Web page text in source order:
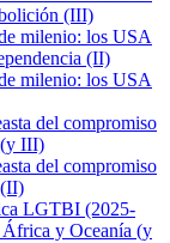
(III)
milenio: los USA
(II)
milenio: los USA
del compromiso
(y III)
del compromiso
LGTBI (2025-
y Oceanía (y